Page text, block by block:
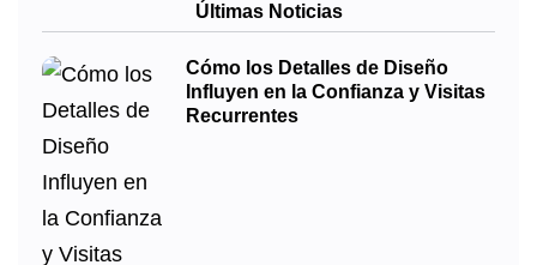
Últimas Noticias
Cómo los Detalles de Diseño
Influyen en la Confianza y Visitas
Recurrentes